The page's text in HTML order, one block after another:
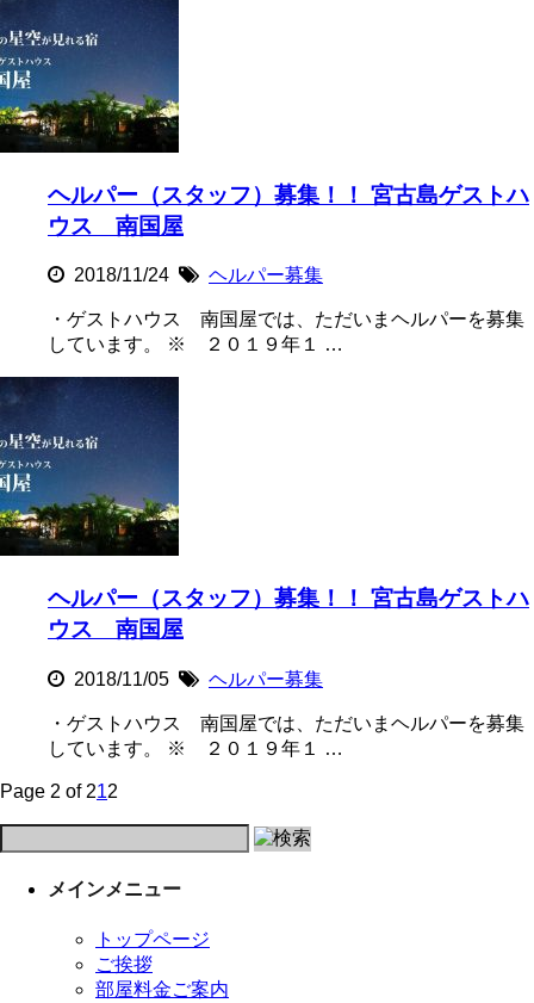
ヘルパー（スタッフ）募集！！ 宮古島ゲストハ
ウス 南国屋
2018/11/24 ヘルパー募集
・ゲストハウス 南国屋では、ただいまヘルパーを募集
しています。 ※ ２０１９年１ …
ヘルパー（スタッフ）募集！！ 宮古島ゲストハ
ウス 南国屋
2018/11/05 ヘルパー募集
・ゲストハウス 南国屋では、ただいまヘルパーを募集
しています。 ※ ２０１９年１ …
Page 2 of 212
メインメニュー
トップページ
ご挨拶
部屋料金ご案内